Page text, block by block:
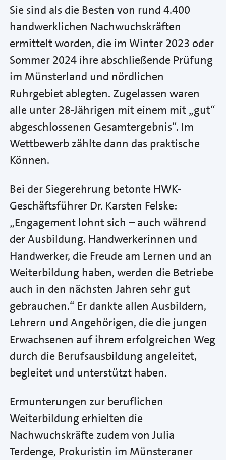
Sie sind als die Besten von rund 4.400
handwerklichen Nachwuchskräften
ermittelt worden, die im Winter 2023 oder
Sommer 2024 ihre abschließende Prüfung
im Münsterland und nördlichen
Ruhrgebiet ablegten. Zugelassen waren
alle unter 28-Jährigen mit einem mit „gut“
abgeschlossenen Gesamtergebnis“. Im
Wettbewerb zählte dann das praktische
Können.
Bei der Siegerehrung betonte HWK-
Geschäftsführer Dr. Karsten Felske:
„Engagement lohnt sich – auch während
der Ausbildung. Handwerkerinnen und
Handwerker, die Freude am Lernen und an
Weiterbildung haben, werden die Betriebe
auch in den nächsten Jahren sehr gut
gebrauchen.“ Er dankte allen Ausbildern,
Lehrern und Angehörigen, die die jungen
Erwachsenen auf ihrem erfolgreichen Weg
durch die Berufsausbildung angeleitet,
begleitet und unterstützt haben.
Ermunterungen zur beruflichen
Weiterbildung erhielten die
Nachwuchskräfte zudem von Julia
Terdenge, Prokuristin im Münsteraner